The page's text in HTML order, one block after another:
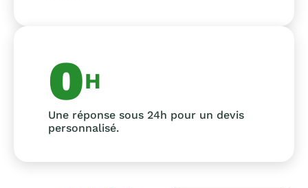
Une réponse sous 24h pour un devis
personnalisé.
0H